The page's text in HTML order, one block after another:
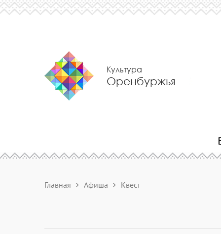
Культура
Оренбуржья
Главная Афиша Квест